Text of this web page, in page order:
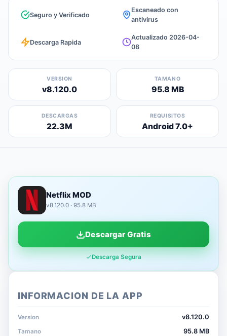
Seguro y Verificado
Escaneado con
antivirus
Descarga Rapida
Actualizado 2026-04-
08
VERSION
v8.120.0
TAMANO
95.8 MB
DESCARGAS
22.3M
REQUISITOS
Android 7.0+
Netflix MOD
v8.120.0 · 95.8 MB
Descargar Gratis
Descarga Segura
INFORMACION DE LA APP
Version v8.120.0
Tamano 95.8 MB